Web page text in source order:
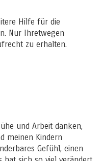
Hilfe für die
Nur Ihretwegen
zu erhalten.
und Arbeit danken,
meinen Kindern
Gefühl, einen